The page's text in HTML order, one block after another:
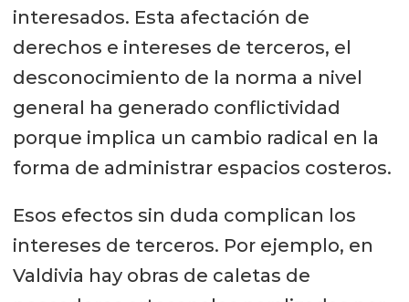
interesados. Esta afectación de
derechos e intereses de terceros, el
desconocimiento de la norma a nivel
general ha generado conflictividad
porque implica un cambio radical en la
forma de administrar espacios costeros.
Esos efectos sin duda complican los
intereses de terceros. Por ejemplo, en
Valdivia hay obras de caletas de